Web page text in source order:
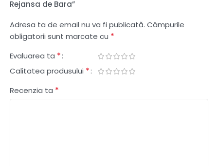
Rejansa de Bara”
Adresa ta de email nu va fi publicată. Câmpurile
obligatorii sunt marcate cu *
Evaluarea ta *
Calitatea produsului *
Recenzia ta *